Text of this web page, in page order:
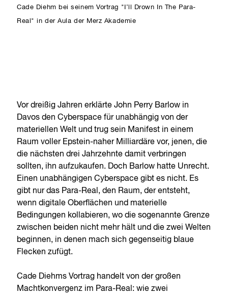
Cade Diehm bei seinem Vortrag "I’ll Drown In The Para-
Real" in der Aula der Merz Akademie
Vor dreißig Jahren erklärte John Perry Barlow in
Davos den Cyberspace für unabhängig von der
materiellen Welt und trug sein Manifest in einem
Raum voller Epstein-naher Milliardäre vor, jenen, die
die nächsten drei Jahrzehnte damit verbringen
sollten, ihn aufzukaufen. Doch Barlow hatte Unrecht.
Einen unabhängigen Cyberspace gibt es nicht. Es
gibt nur das Para-Real, den Raum, der entsteht,
wenn digitale Oberflächen und materielle
Bedingungen kollabieren, wo die sogenannte Grenze
zwischen beiden nicht mehr hält und die zwei Welten
beginnen, in denen mach sich gegenseitig blaue
Flecken zufügt.
Cade Diehms Vortrag handelt von der großen
Machtkonvergenz im Para-Real: wie zwei